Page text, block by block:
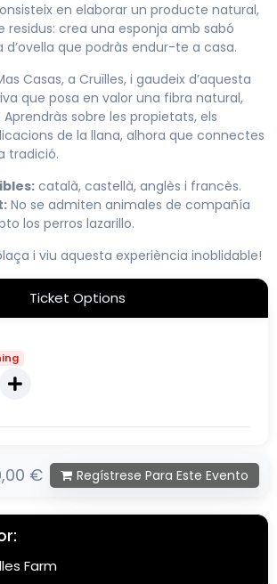
en elaborar un producte natural,
residus: crea una esponja amb sabó
que podràs endur-te a casa.
Casas, a Cruïlles, i gaudeix d’aquesta
que posa en valor una fibra natural,
sobre les propietats, els
de la llana, alhora que connectes
tradició.
català, castellà, anglès i francès.
No se admiten animales de compañía
los perros lazarillo.
i viu aquesta experiència inoblidable!
Ticket Options
€ Regístrese Para Este Evento
Farm